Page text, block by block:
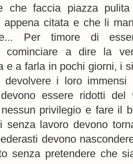
che faccia piazza
appena citata e che li
Per timore di
cominciare a dire la
e a farla in pochi giorni, i
devolvere i loro
essere ridotti del
privilegio e fare il
senza lavoro devono
devono
senza pretendere che